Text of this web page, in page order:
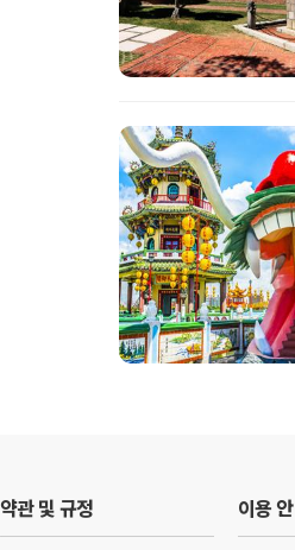
약관 및 규정 이용